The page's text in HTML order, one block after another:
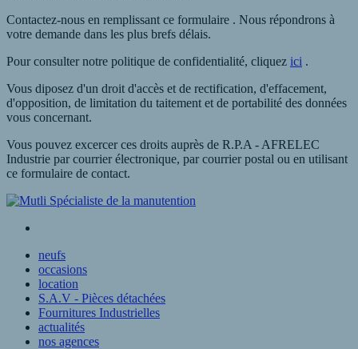
Contactez-nous en remplissant ce formulaire . Nous répondrons à
votre demande dans les plus brefs délais.
Pour consulter notre politique de confidentialité, cliquez ici .
Vous diposez d'un droit d'accès et de rectification, d'effacement,
d'opposition, de limitation du taitement et de portabilité des données
vous concernant.
Vous pouvez excercer ces droits auprès de R.P.A - AFRELEC
Industrie par courrier électronique, par courrier postal ou en utilisant
ce formulaire de contact.
neufs
occasions
location
S.A.V - Pièces détachées
Fournitures Industrielles
actualités
nos agences